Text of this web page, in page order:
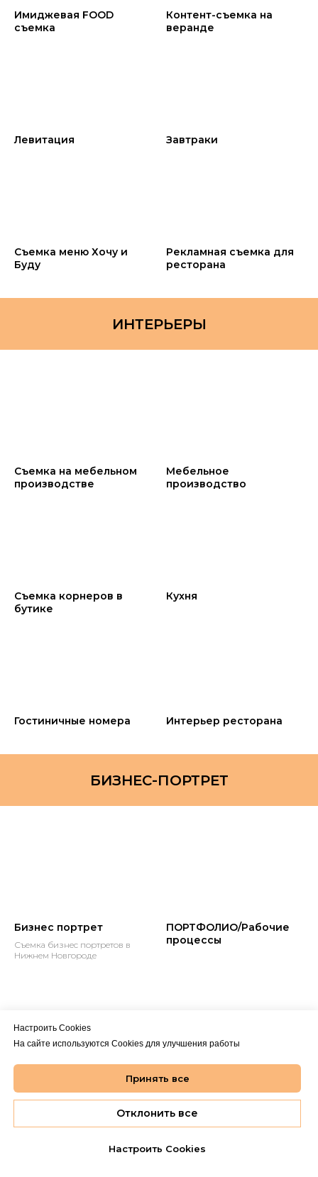
Настроить Cookies
На сайте используются Cookies для улучшения работы
Принять все
Отклонить все
Настроить Cookies
Имиджевая FOOD
съемка
Контент-съемка на
веранде
Левитация Завтраки
Съемка меню Хочу и
Буду
Рекламная съемка для
ресторана
ИНТЕРЬЕРЫ
Съемка на мебельном
производстве
Мебельное
производство
Съемка корнеров в
бутике
Кухня
Гостиничные номера Интерьер ресторана
БИЗНЕС-ПОРТРЕТ
Бизнес портрет
Съемка бизнес портретов в
Нижнем Новгороде
ПОРТФОЛИО/Рабочие
процессы
Бизнес портреты
ПРОЧИЕ СТРАНИЦЫ